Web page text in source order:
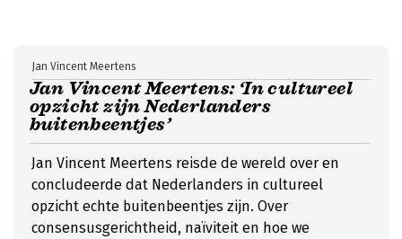
Jan Vincent Meertens: ‘In cultureel
opzicht zijn Nederlanders
buitenbeentjes’
Jan Vincent Meertens
Jan Vincent Meertens reisde de wereld over en
concludeerde dat Nederlanders in cultureel
opzicht echte buitenbeentjes zijn. Over
consensusgerichtheid, naïviteit en hoe we